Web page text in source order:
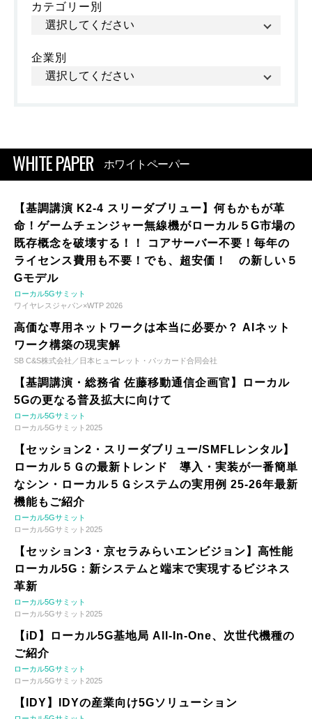
カテゴリー別
企業別
WHITE PAPER ホワイトペーパー
【基調講演 K2-4 スリーダブリュー】何もかもが革
命！ゲームチェンジャー無線機がローカル５G市場の
既存概念を破壊する！！ コアサーバー不要！毎年の
ライセンス費用も不要！でも、超安価！ の新しい５
Gモデル
ローカル5Gサミット
ワイヤレスジャパン×WTP 2026
高価な専用ネットワークは本当に必要か？ AIネット
ワーク構築の現実解
SB C&S株式会社／日本ヒューレット・パッカード合同会社
【基調講演・総務省 佐藤移動通信企画官】ローカル
5Gの更なる普及拡大に向けて
ローカル5Gサミット
ローカル5Gサミット2025
【セッション2・スリーダブリュー/SMFLレンタル】
ローカル５Ｇの最新トレンド 導入・実装が一番簡単
なシン・ローカル５Ｇシステムの実用例 25-26年最新
機能もご紹介
ローカル5Gサミット
ローカル5Gサミット2025
【セッション3・京セラみらいエンビジョン】高性能
ローカル5G：新システムと端末で実現するビジネス
革新
ローカル5Gサミット
ローカル5Gサミット2025
【iD】ローカル5G基地局 All-In-One、次世代機種の
ご紹介
ローカル5Gサミット
ローカル5Gサミット2025
【IDY】IDYの産業向け5Gソリューション